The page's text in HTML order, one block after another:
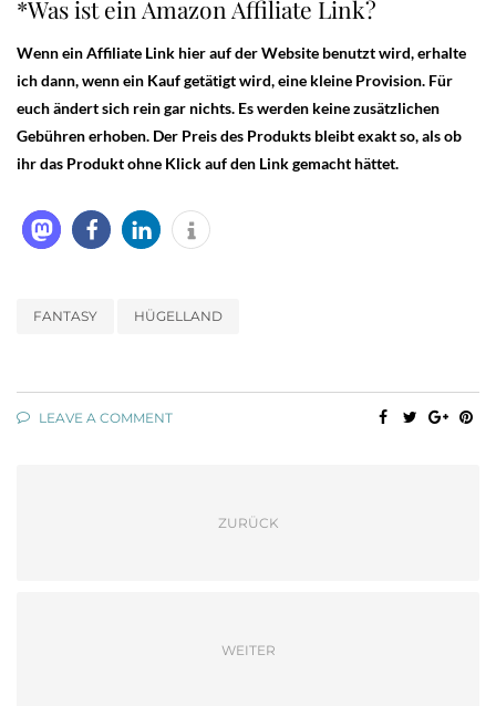
*Was ist ein Amazon Affiliate Link?
Wenn ein Affiliate Link hier auf der Website benutzt wird, erhalte
ich dann, wenn ein Kauf getätigt wird, eine kleine Provision. Für
euch ändert sich rein gar nichts. Es werden keine zusätzlichen
Gebühren erhoben. Der Preis des Produkts bleibt exakt so, als ob
ihr das Produkt ohne Klick auf den Link gemacht hättet.
FANTASY HÜGELLAND
LEAVE A COMMENT
ZURÜCK
WEITER